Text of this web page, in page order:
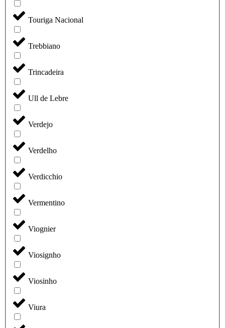
Touriga Nacional
Trebbiano
Trincadeira
Ull de Lebre
Verdejo
Verdelho
Verdicchio
Vermentino
Viognier
Viosignho
Viosinho
Viura